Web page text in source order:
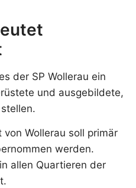
der SP Wollerau ein
und ausgebildete,
Wollerau soll primär
werden.
allen Quartieren der